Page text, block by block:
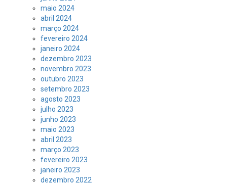
maio 2024
abril 2024
março 2024
fevereiro 2024
janeiro 2024
dezembro 2023
novembro 2023
outubro 2023
setembro 2023
agosto 2023
julho 2023
junho 2023
maio 2023
abril 2023
março 2023
fevereiro 2023
janeiro 2023
dezembro 2022